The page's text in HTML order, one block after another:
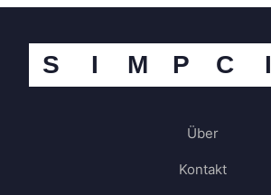
S I M P C I
Über
Kontakt